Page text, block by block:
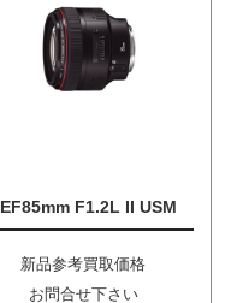
EF85mm F1.2L II USM
新品参考買取価格
お問合せ下さい